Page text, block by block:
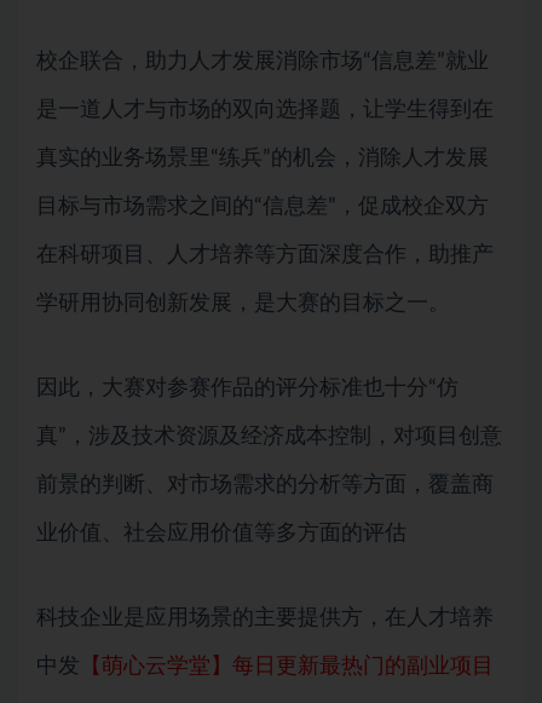
校企联合，助力人才发展消除市场“信息差”就业
是一道人才与市场的双向选择题，让学生得到在
真实的业务场景里“练兵”的机会，消除人才发展
目标与市场需求之间的“信息差”，促成校企双方
在科研项目、人才培养等方面深度合作，助推产
学研用协同创新发展，是大赛的目标之一。
因此，大赛对参赛作品的评分标准也十分“仿
真”，涉及技术资源及经济成本控制，对项目创意
前景的判断、对市场需求的分析等方面，覆盖商
业价值、社会应用价值等多方面的评估
科技企业是应用场景的主要提供方，在人才培养
中发 【萌心云学堂】每日更新最热门的副业项目